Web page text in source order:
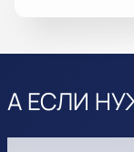
А ЕСЛИ